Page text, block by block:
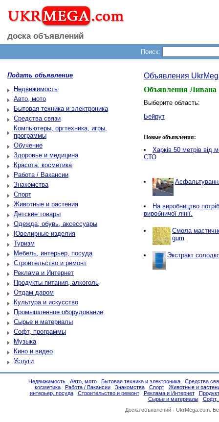
доска объявлений
Поиск:
Подать объявление
Недвижимость
Авто, мото
Бытовая техника и электроника
Средства связи
Компьютеры, оргтехника, игры,
программы
Обучение
Здоровье и медицина
Красота, косметика
Работа / Вакансии
Знакомства
Спорт
Животные и растения
Детские товары
Одежда, обувь, аксессуары
Ювелирные изделия
Туризм
Мебель, интерьер, посуда
Строительство и ремонт
Реклама и Интернет
Продукты питания, алкоголь
Отдам даром
Культура и искусство
Промышленное оборудование
Сырье и материалы
Софт, программы
Музыка
Кино и видео
Услуги
Объявления
Объявления Ливана
Выберите область:
Бейрут
Новые объявления:
Харків 50 метрів від
СТО
Нa виробництво
виробничої лінії.
Смола
gum
Экстракт
Недвижимость Авто, мото Бытовая техника и электроника
Средства
косметика
Работа / Вакансии Знакомства Спорт
Животные и
интерьер, посуда
Строительство и ремонт Реклама и Интернет
Сырье и материалы
Софт,
Доска объявлений - UkrMega.com.